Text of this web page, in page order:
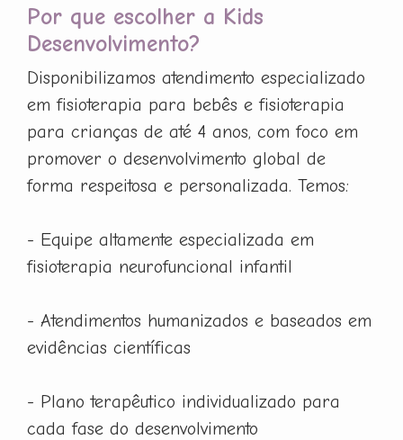
Por que escolher a Kids
Desenvolvimento?
Disponibilizamos atendimento especializado
em fisioterapia para bebês e fisioterapia
para crianças de até 4 anos, com foco em
promover o desenvolvimento global de
forma respeitosa e personalizada. Temos:
- Equipe altamente especializada em
fisioterapia neurofuncional infantil
- Atendimentos humanizados e baseados em
evidências científicas
- Plano terapêutico individualizado para
cada fase do desenvolvimento